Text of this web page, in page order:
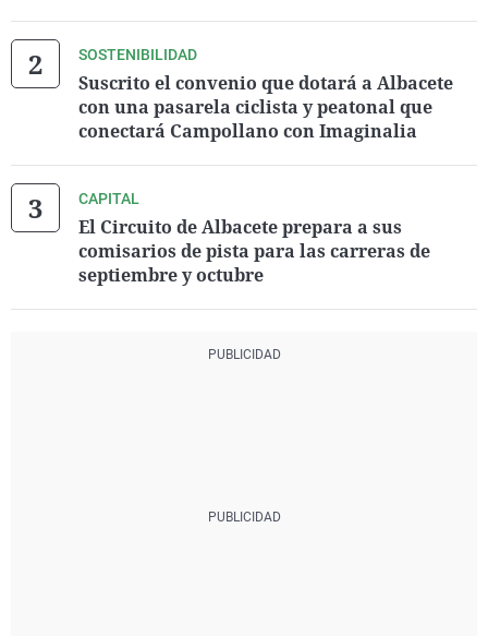
SOSTENIBILIDAD
Suscrito el convenio que dotará a Albacete
con una pasarela ciclista y peatonal que
conectará Campollano con Imaginalia
CAPITAL
El Circuito de Albacete prepara a sus
comisarios de pista para las carreras de
septiembre y octubre